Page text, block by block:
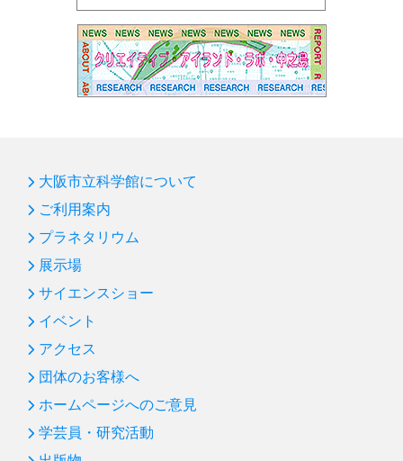
大阪市立科学館について
ご利用案内
プラネタリウム
展示場
サイエンスショー
イベント
アクセス
団体のお客様へ
ホームページへのご意見
学芸員・研究活動